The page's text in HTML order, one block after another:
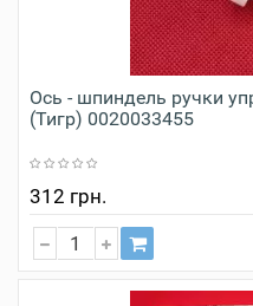
Ось - шпиндель ручки
(Тигр) 0020033455
312 грн.